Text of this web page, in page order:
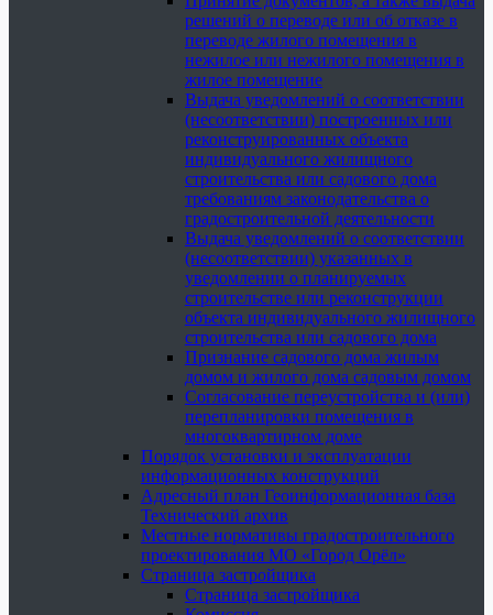
решений о переводе или об отказе в
переводе жилого помещения в
нежилое или нежилого помещения в
жилое помещение
Выдача уведомлений о соответствии
(несоответствии) построенных или
реконструированных объекта
индивидуального жилищного
строительства или садового дома
требованиям законодательства о
градостроительной деятельности
Выдача уведомлений о соответствии
(несоответствии) указанных в
уведомлении о планируемых
строительстве или реконструкции
объекта индивидуального жилищного
строительства или садового дома
Признание садового дома жилым
домом и жилого дома садовым домом
Согласование переустройства и (или)
перепланировки помещения в
многоквартирном доме
Порядок установки и эксплуатации
информационных конструкций
Адресный план Геоинформационная база
Технический архив
Местные нормативы градостроительного
проектирования МО «Город Орёл»
Страница застройщика
Страница застройщика